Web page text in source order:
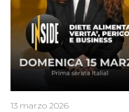
13 marzo 2026